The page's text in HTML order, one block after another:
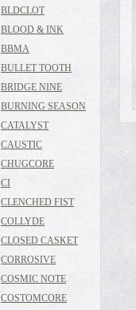
BLDCLOT
BLOOD & INK
BBMA
BULLET TOOTH
BRIDGE NINE
BURNING SEASON
CATALYST
CAUSTIC
CHUGCORE
CI
CLENCHED FIST
COLLYDE
CLOSED CASKET
CORROSIVE
COSMIC NOTE
COSTOMCORE